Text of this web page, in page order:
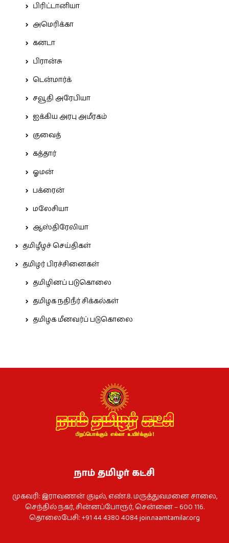
பிரிட்டானியா
அமெரிக்கா
கனடா
பிரான்சு
டென்மார்க்
சவூதி அரேபியா
ஐக்கிய அரபு அமீரகம்
குவைத்
கத்தார்
ஓமன்
பக்ரைன்
மலேசியா
ஆஸ்திரேலியா
தமிழீழச் செய்திகள்
தமிழர் பிரச்சினைகள்
தமிழினப் படுகொலை
தமிழக நதிநீர் சிக்கல்கள்
தமிழக மீனவர்ப் படுகொலை
நாம் தமிழர் கட்சி
முகவரி: இராவணன் குடில், எண்.8. மருத்துவமனை சாலை,
செந்தில் நகர், சின்னப்போரூர், சென்னை – 600 116.
தொலைபேசி: +91 44 4380 4084join.naamtamilar.org